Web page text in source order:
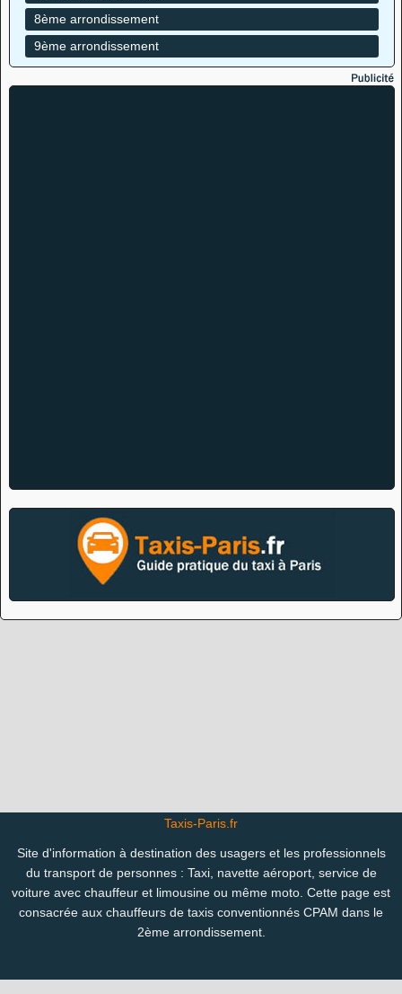
8ème arrondissement
9ème arrondissement
Taxis-Paris.fr
Site d'information à destination des usagers et les professionnels
du transport de personnes : Taxi, navette aéroport, service de
voiture avec chauffeur et limousine ou même moto. Cette page est
consacrée aux chauffeurs de taxis conventionnés CPAM dans le
2ème arrondissement.